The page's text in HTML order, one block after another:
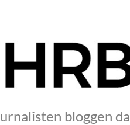
bloggen